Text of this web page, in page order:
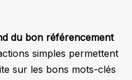
du bon référencement
simples permettent
sur les bons mots-clés